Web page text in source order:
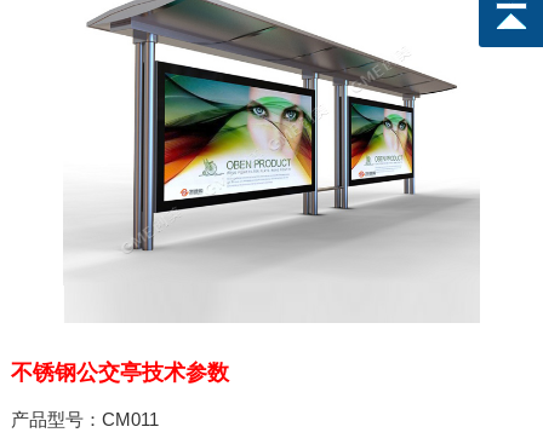
不锈钢公交亭技术参数
产品型号：CM011